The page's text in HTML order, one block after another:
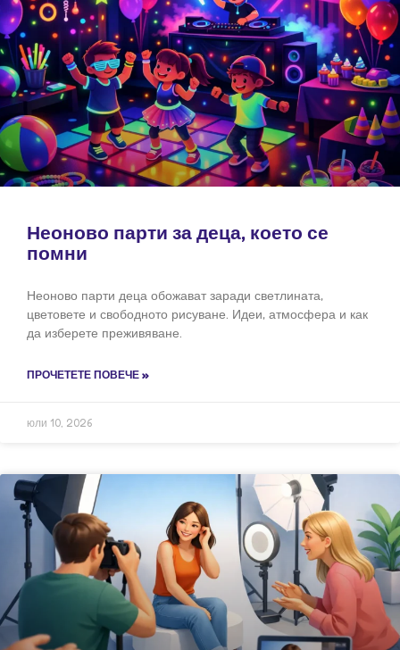
Неоново парти за деца, което се
помни
Неоново парти деца обожават заради светлината,
цветовете и свободното рисуване. Идеи, атмосфера и как
да изберете преживяване.
ПРОЧЕТЕТЕ ПОВЕЧЕ »
юли 10, 2026